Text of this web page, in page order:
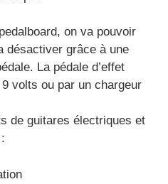
on va pouvoir
désactiver grâce à une
La pédale d’effet
volts ou par un chargeur
de guitares électriques et